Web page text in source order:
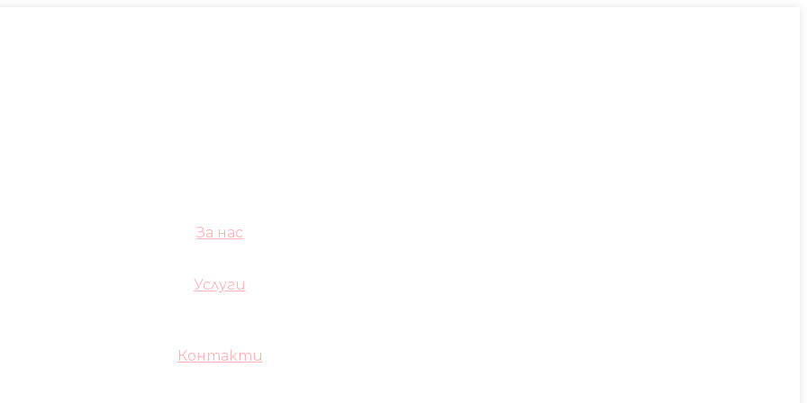
За нас
Услуги
Контакти